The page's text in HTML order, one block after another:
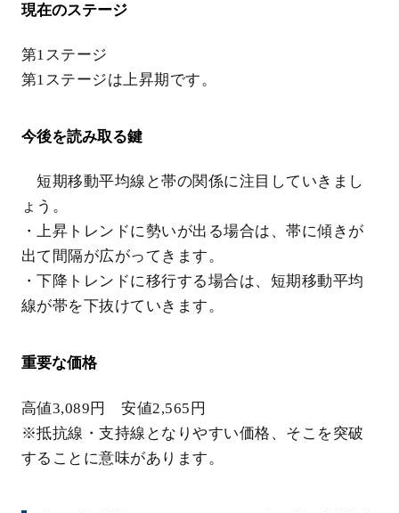
現在のステージ
第1ステージ
第1ステージは上昇期です。
今後を読み取る鍵
短期移動平均線と帯の関係に注目していきまし
ょう。
・上昇トレンドに勢いが出る場合は、帯に傾きが
出て間隔が広がってきます。
・下降トレンドに移行する場合は、短期移動平均
線が帯を下抜けていきます。
重要な価格
高値3,089円 安値2,565円
※抵抗線・支持線となりやすい価格、そこを突破
することに意味があります。